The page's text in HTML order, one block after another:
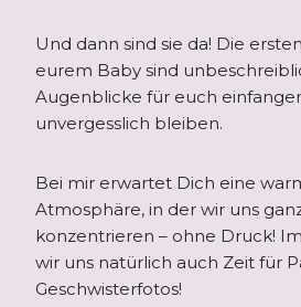
Und dann sind sie da! Die
eurem Baby sind
Augenblicke für euch
unvergesslich bleiben.
Bei mir erwartet Dich eine
Atmosphäre, in der wir uns
konzentrieren – ohne Druck!
wir uns natürlich auch Zeit für
Geschwisterfotos!